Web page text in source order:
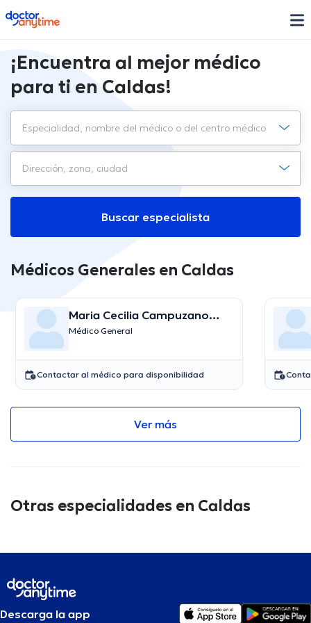
doctoranytime
¡Encuentra al mejor médico
para ti en Caldas!
Buscar especialista
Médicos Generales en Caldas
Maria Cecilia Campuzano
Maya
Médico General
Contactar al médico para disponibilidad
Ver más
Otras especialidades en Caldas
Descarga la app